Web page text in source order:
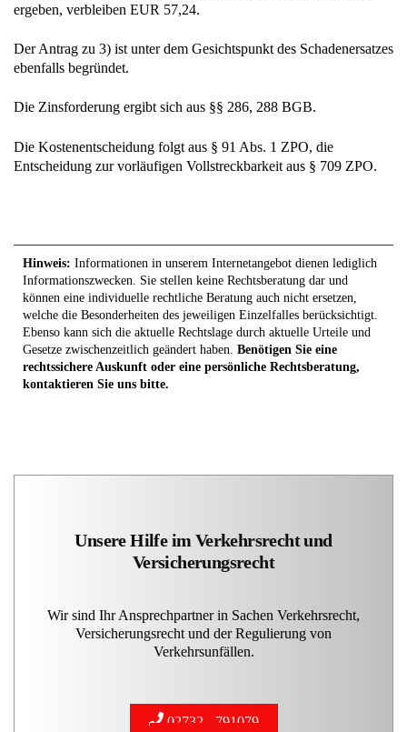
ergeben, verbleiben EUR 57,24.
Der Antrag zu 3) ist unter dem Gesichtspunkt des Schadenersatzes
ebenfalls begründet.
Die Zinsforderung ergibt sich aus §§ 286, 288 BGB.
Die Kostenentscheidung folgt aus § 91 Abs. 1 ZPO, die
Entscheidung zur vorläufigen Vollstreckbarkeit aus § 709 ZPO.
Hinweis: Informationen in unserem Internetangebot dienen lediglich
Informationszwecken. Sie stellen keine Rechtsberatung dar und
können eine individuelle rechtliche Beratung auch nicht ersetzen,
welche die Besonderheiten des jeweiligen Einzelfalles berücksichtigt.
Ebenso kann sich die aktuelle Rechtslage durch aktuelle Urteile und
Gesetze zwischenzeitlich geändert haben. Benötigen Sie eine
rechtssichere Auskunft oder eine persönliche Rechtsberatung,
kontaktieren Sie uns bitte.
Unsere Hilfe im Verkehrsrecht und
Versicherungsrecht
Wir sind Ihr Ansprechpartner in Sachen Verkehrsrecht,
Versicherungsrecht und der Regulierung von
Verkehrsunfällen.
02732 - 791079